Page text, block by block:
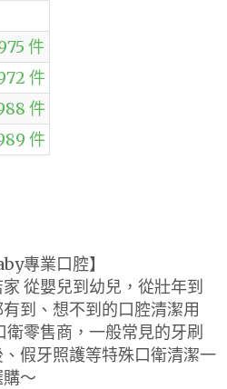
件
件
件
件
專業口腔】
從嬰兒到幼兒，從壯年到
到、想不到的口腔清潔用
零售商，一般常見的牙刷
假牙照護等特殊口衛清潔一
～